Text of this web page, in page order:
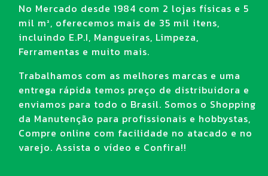
No Mercado desde 1984 com 2 lojas físicas e 5
mil m², oferecemos mais de 35 mil itens,
incluindo E.P.I, Mangueiras, Limpeza,
Ferramentas e muito mais.
Trabalhamos com as melhores marcas e uma
entrega rápida temos preço de distribuidora e
enviamos para todo o Brasil. Somos o Shopping
da Manutenção para profissionais e hobbystas,
Compre online com facilidade no atacado e no
varejo. Assista o vídeo e Confira!!